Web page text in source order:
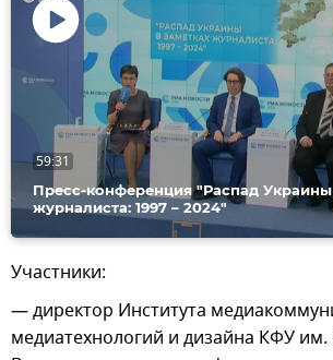
Воспроизвести
видео
Пресс-конференция "Распад Украины
журналиста: 1997 – 2024"
59:31
Участники:
— директор Института
медиатехнологий и дизайна КФУ им.